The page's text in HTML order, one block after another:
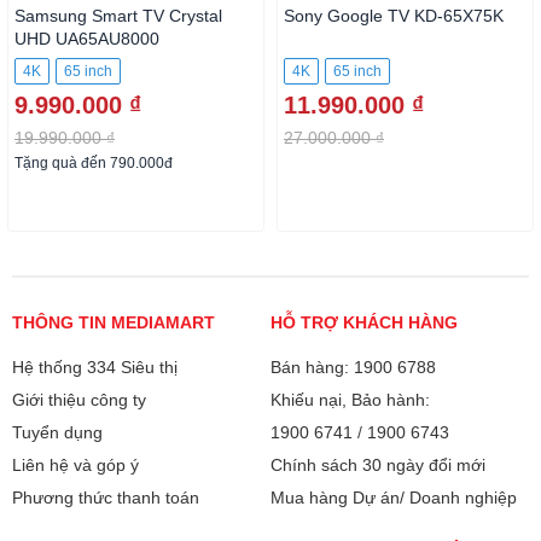
Kết nối không dây
với điện thoại, máy
tính bảng:
Kết nối TapView
Chiếu màn hình Screen Mirroring
Kết nối Bàn phím,
chuột:
Trợ lý ảo Google Assistant
Tìm kiếm bằng giọng nói tiếng Việt
trên YouTube
Tiện Ích:
Samsung Smart TV Crystal
UHD UA65AU8000
4K 65 inch
9.990.000 ₫
19.990.000 ₫
Tặng quà đến 790.000đ
Sony Google TV KD-65X75K
4K 65 inch
11.990.000 ₫
27.000.000 ₫
THÔNG TIN MEDIAMART
Hệ thống 334 Siêu thị
Giới thiệu công ty
Tuyển dụng
Liên hệ và góp ý
Phương thức thanh toán
HỖ TRỢ KHÁCH HÀNG
Bán hàng: 1900 6788
Khiếu nại, Bảo hành:
1900 6741 / 1900 6743
Chính sách 30 ngày đổi mới
Mua hàng Dự án/ Doanh nghiệp